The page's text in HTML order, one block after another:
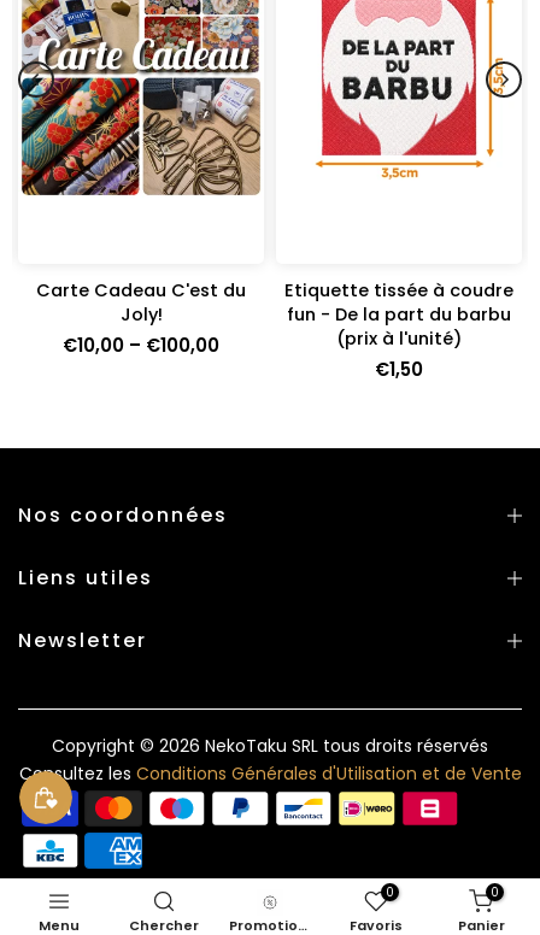
Carte Cadeau C'est du
Joly!
€10,00 – €100,00
Etiquette tissée à coudre
fun - De la part du barbu
(prix à l'unité)
€1,50
Nos coordonnées
Liens utiles
Newsletter
Copyright © 2026 NekoTaku SRL tous droits réservés
Consultez les Conditions Générales d'Utilisation et de Vente
Menu Chercher Promotions
0
Favoris
0
Panier